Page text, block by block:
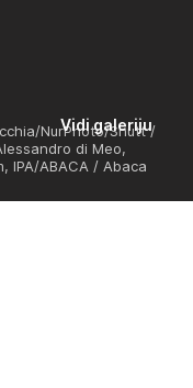
Vidi galeriju
NurPhoto/Shutt /
di Meo,
IPA/ABACA / Abaca